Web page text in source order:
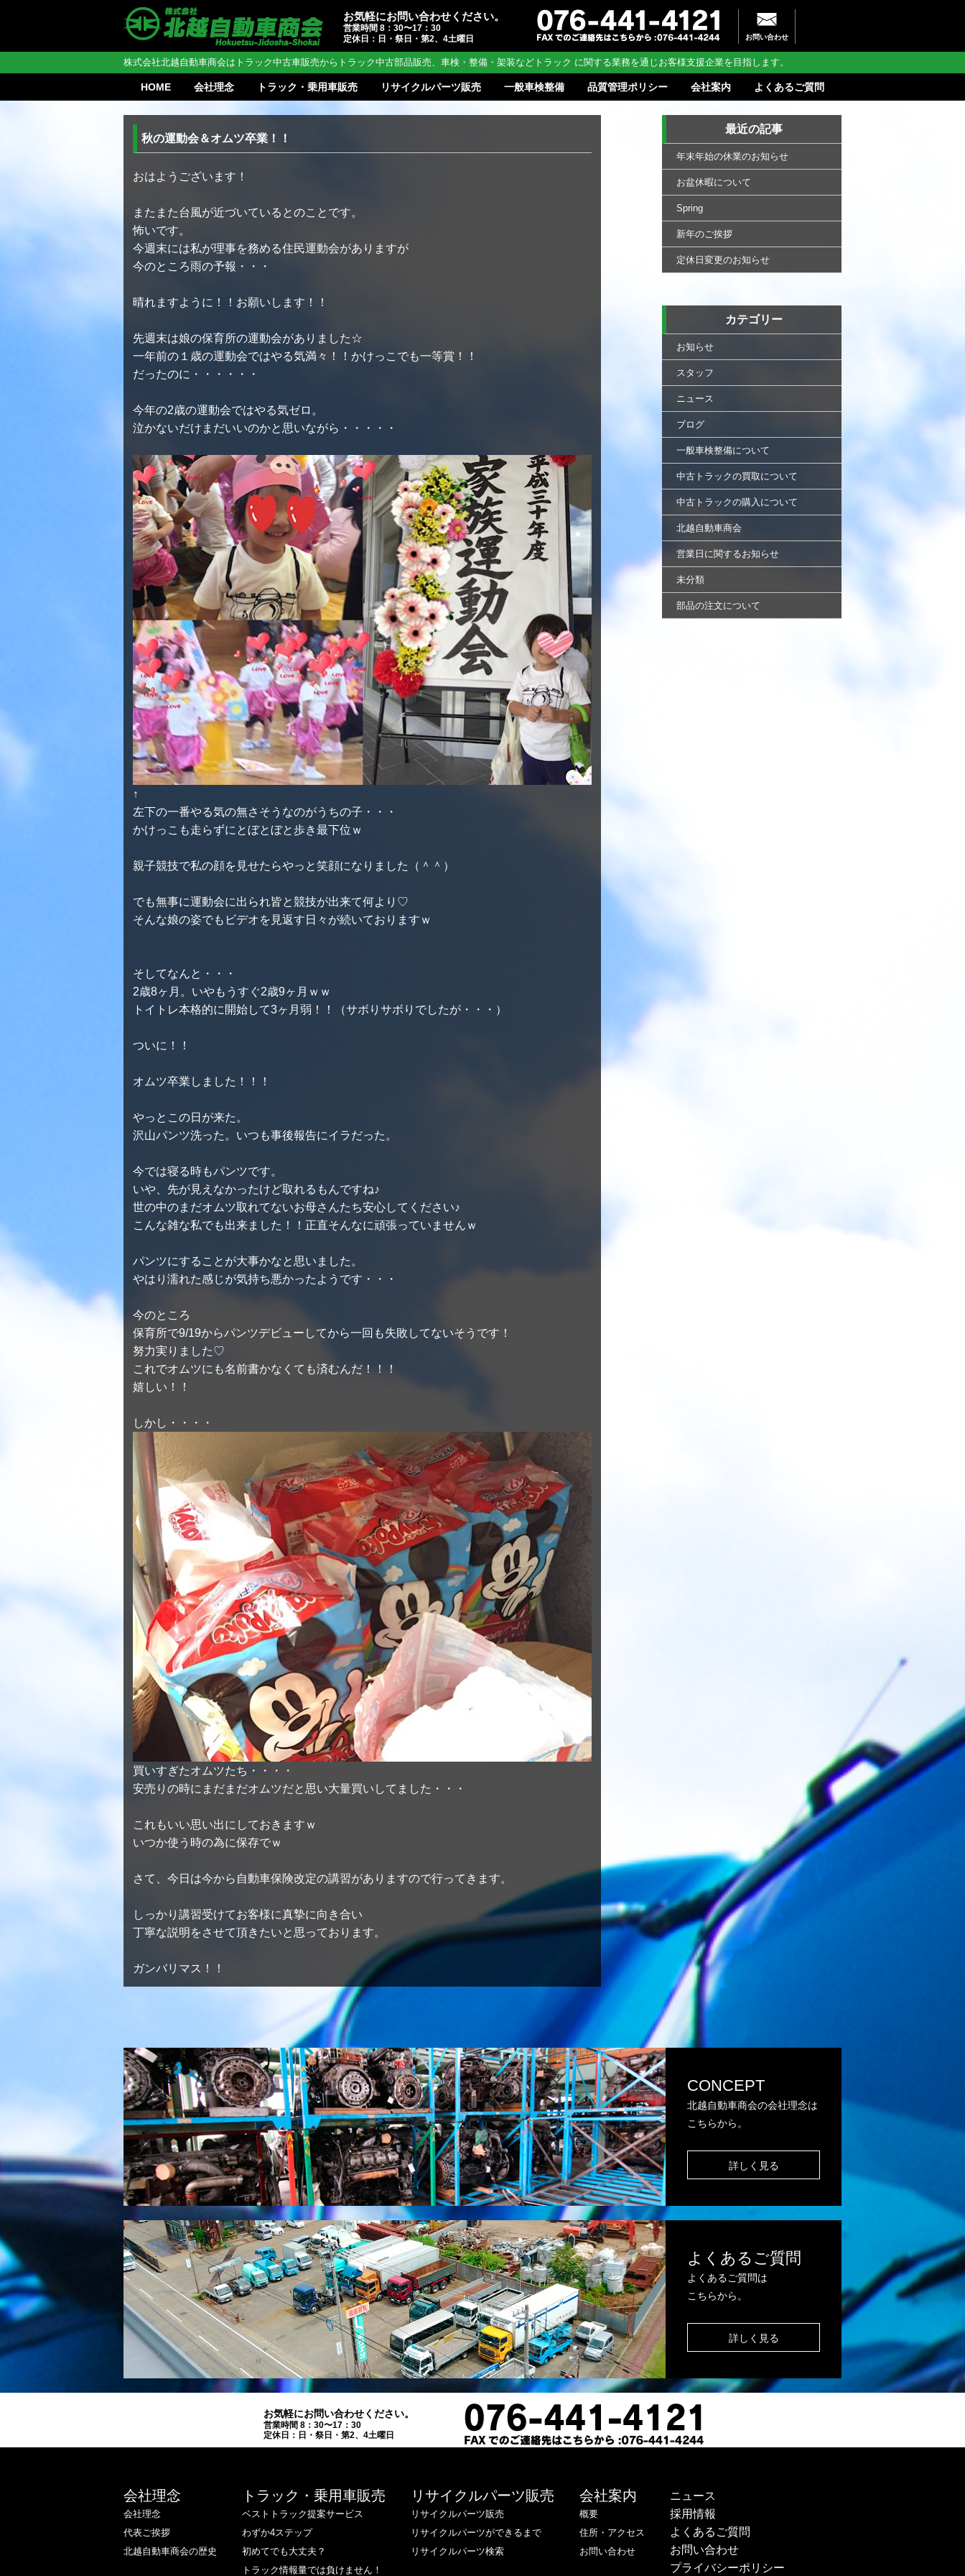
お気軽にお問い合わせください。
営業時間 8：30〜17：30
定休日：日・祭日・第2、4土曜日
お問い合わせ
株式会社北越自動車商会はトラック中古車販売からトラック中古部品販売、車検・整備・架装などトラック に関する業務を通じお客様支援企業を目指します。
HOME 会社理念 トラック・乗用車販売 リサイクルパーツ販売 一般車検整備 品質管理ポリシー 会社案内 よくあるご質問
最近の記事
年末年始の休業のお知らせ
お盆休暇について
Spring
新年のご挨拶
定休日変更のお知らせ
カテゴリー
お知らせ
スタッフ
ニュース
ブログ
一般車検整備について
中古トラックの買取について
中古トラックの購入について
北越自動車商会
営業日に関するお知らせ
未分類
部品の注文について
秋の運動会＆オムツ卒業！！
おはようございます！
またまた台風が近づいているとのことです。
怖いです。
今週末には私が理事を務める住民運動会がありますが
今のところ雨の予報・・・
晴れますように！！お願いします！！
先週末は娘の保育所の運動会がありました☆
一年前の１歳の運動会ではやる気満々！！かけっこでも一等賞！！
だったのに・・・・・・
今年の2歳の運動会ではやる気ゼロ。
泣かないだけまだいいのかと思いながら・・・・・
↑
左下の一番やる気の無さそうなのがうちの子・・・
かけっこも走らずにとぼとぼと歩き最下位ｗ
親子競技で私の顔を見せたらやっと笑顔になりました（＾＾）
でも無事に運動会に出られ皆と競技が出来て何より♡
そんな娘の姿でもビデオを見返す日々が続いておりますｗ
そしてなんと・・・
2歳8ヶ月。いやもうすぐ2歳9ヶ月ｗｗ
トイトレ本格的に開始して3ヶ月弱！！（サボりサボりでしたが・・・）
ついに！！
オムツ卒業しました！！！
やっとこの日が来た。
沢山パンツ洗った。いつも事後報告にイラだった。
今では寝る時もパンツです。
いや、先が見えなかったけど取れるもんですね♪
世の中のまだオムツ取れてないお母さんたち安心してください♪
こんな雑な私でも出来ました！！正直そんなに頑張っていませんｗ
パンツにすることが大事かなと思いました。
やはり濡れた感じが気持ち悪かったようです・・・
今のところ
保育所で9/19からパンツデビューしてから一回も失敗してないそうです！
努力実りました♡
これでオムツにも名前書かなくても済むんだ！！！
嬉しい！！
しかし・・・・
買いすぎたオムツたち・・・・
安売りの時にまだまだオムツだと思い大量買いしてました・・・
これもいい思い出にしておきますｗ
いつか使う時の為に保存でｗ
さて、今日は今から自動車保険改定の講習がありますので行ってきます。
しっかり講習受けてお客様に真摯に向き合い
丁寧な説明をさせて頂きたいと思っております。
ガンバリマス！！
CONCEPT
北越自動車商会の会社理念は
こちらから。
詳しく見る
よくあるご質問
よくあるご質問は
こちらから。
詳しく見る
お気軽にお問い合わせください。
営業時間 8：30〜17：30
定休日：日・祭日・第2、4土曜日
会社理念
会社理念
代表ご挨拶
北越自動車商会の歴史
トラック・乗用車販売
ベストトラック提案サービス
わずか4ステップ
初めてでも大丈夫？
トラック情報量では負けません！
リサイクルパーツ販売
リサイクルパーツ販売
リサイクルパーツができるまで
リサイクルパーツ検索
会社案内
概要
住所・アクセス
お問い合わせ
ニュース
採用情報
よくあるご質問
お問い合わせ
プライバシーポリシー